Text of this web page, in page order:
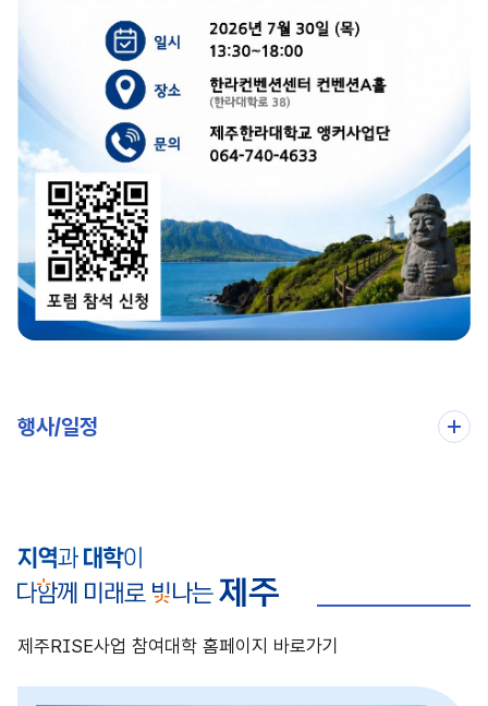
행사/일정
제주RISE사업 참여대학 홈페이지 바로가기